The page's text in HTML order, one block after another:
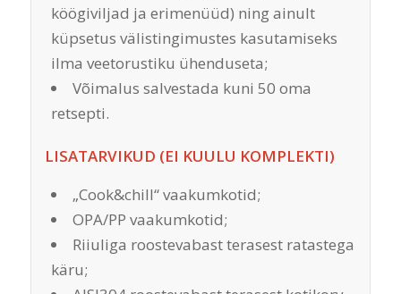
köögiviljad ja erimenüüd) ning ainult
küpsetus välistingimustes kasutamiseks
ilma veetorustiku ühenduseta;
Võimalus salvestada kuni 50 oma
retsepti.
LISATARVIKUD (EI KUULU KOMPLEKTI)
„Cook&chill“ vaakumkotid;
OPA/PP vaakumkotid;
Riiuliga roostevabast terasest ratastega
käru;